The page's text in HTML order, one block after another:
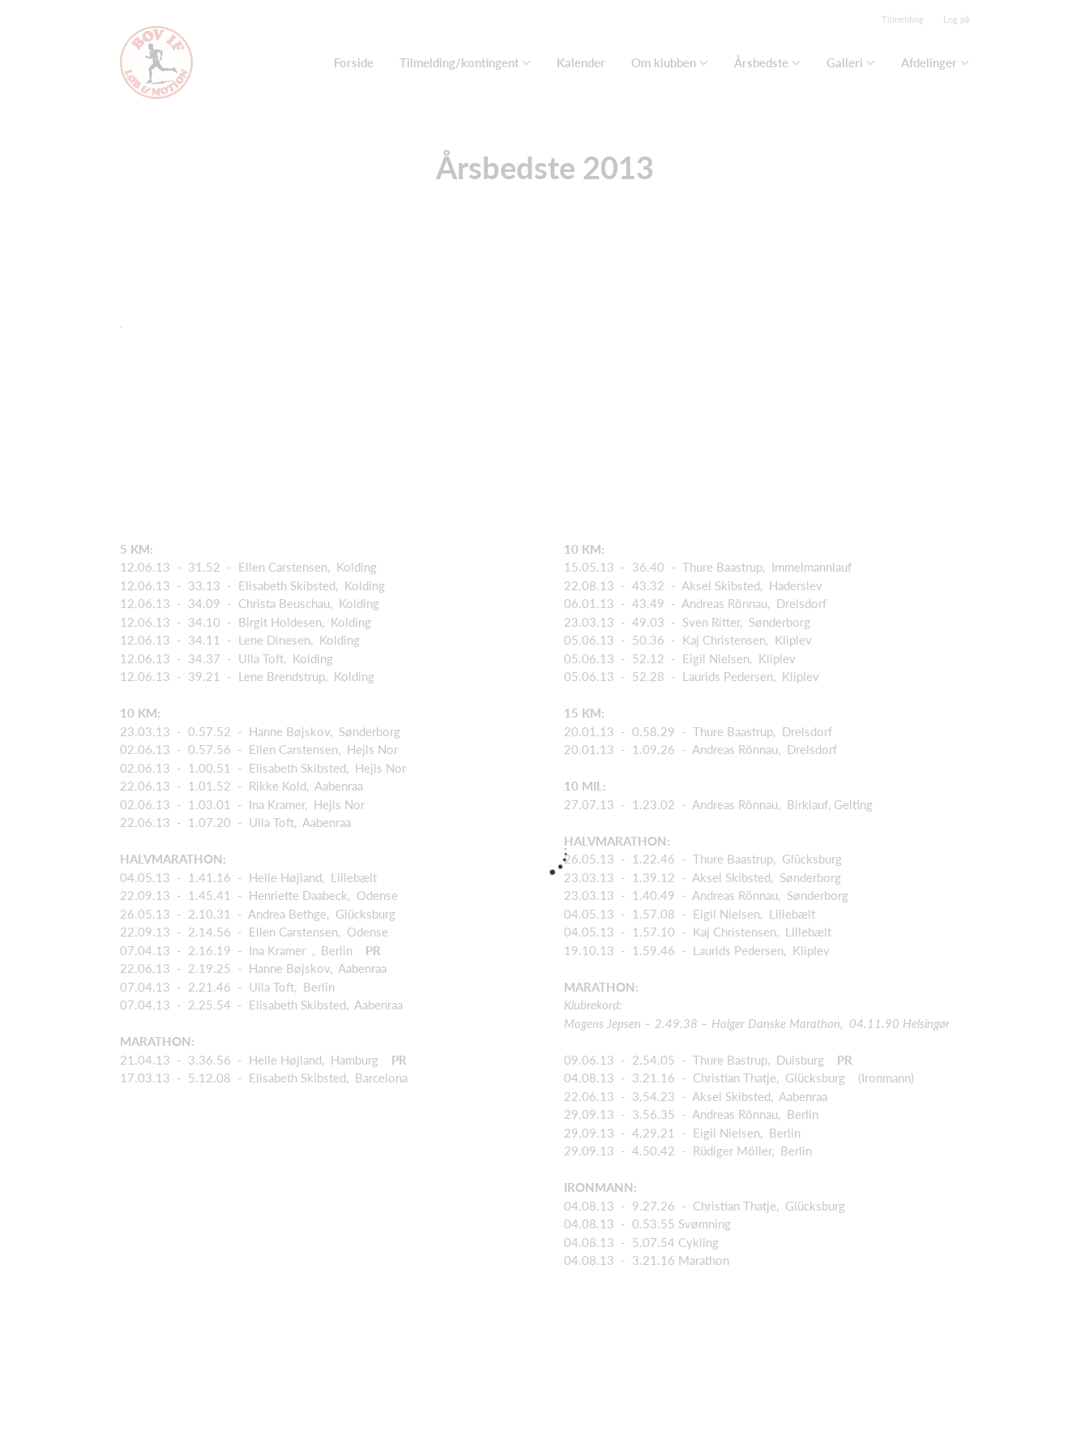
Tilmelding Log på
Forside Tilmelding/kontingent Kalender Om klubben Årsbedste Galleri Afdelinger
Årsbedste 2013
.
5 KM:
12.06.13 - 31.52 - Ellen Carstensen, Kolding
12.06.13 - 33.13 - Elisabeth Skibsted, Kolding
12.06.13 - 34.09 - Christa Beuschau, Kolding
12.06.13 - 34.10 - Birgit Holdesen, Kolding
12.06.13 - 34.11 - Lene Dinesen, Kolding
12.06.13 - 34.37 - Ulla Toft, Kolding
12.06.13 - 39.21 - Lene Brendstrup, Kolding
10 KM:
23.03.13 - 0.57.52 - Hanne Bøjskov, Sønderborg
02.06.13 - 0.57.56 - Ellen Carstensen, Hejls Nor
02.06.13 - 1.00.51 - Elisabeth Skibsted, Hejls Nor
22.06.13 - 1.01.52 - Rikke Kold, Aabenraa
02.06.13 - 1.03.01 - Ina Kramer, Hejls Nor
22.06.13 - 1.07.20 - Ulla Toft, Aabenraa
HALVMARATHON:
04.05.13 - 1.41.16 - Helle Højland, Lillebælt
22.09.13 - 1.45.41 - Henriette Daabeck, Odense
26.05.13 - 2.10.31 - Andrea Bethge, Glücksburg
22.09.13 - 2.14.56 - Ellen Carstensen, Odense
07.04.13 - 2.16.19 - Ina Kramer , Berlin PR
22.06.13 - 2.19.25 - Hanne Bøjskov, Aabenraa
07.04.13 - 2.21.46 - Ulla Toft, Berlin
07.04.13 - 2.25.54 - Elisabeth Skibsted, Aabenraa
MARATHON:
21.04.13 - 3.36.56 - Helle Højland, Hamburg PR
17.03.13 - 5.12.08 - Elisabeth Skibsted, Barcelona
10 KM:
15.05.13 - 36.40 - Thure Baastrup, Immelmannlauf
22.08.13 - 43.32 - Aksel Skibsted, Haderslev
06.01.13 - 43.49 - Andreas Rönnau, Drelsdorf
23.03.13 - 49.03 - Sven Ritter, Sønderborg
05.06.13 - 50.36 - Kaj Christensen, Kliplev
05.06.13 - 52.12 - Eigil Nielsen, Kliplev
05.06.13 - 52.28 - Laurids Pedersen, Kliplev
15 KM:
20.01.13 - 0.58.29 - Thure Baastrup, Drelsdorf
20.01.13 - 1.09.26 - Andreas Rönnau, Drelsdorf
10 MIL:
27.07.13 - 1.23.02 - Andreas Rönnau, Birklauf, Gelting
HALVMARATHON:
26.05.13 - 1.22.46 - Thure Baastrup, Glücksburg
23.03.13 - 1.39.12 - Aksel Skibsted, Sønderborg
23.03.13 - 1.40.49 - Andreas Rönnau, Sønderborg
04.05.13 - 1.57.08 - Eigil Nielsen, Lillebælt
04.05.13 - 1.57.10 - Kaj Christensen, Lillebælt
19.10.13 - 1.59.46 - Laurids Pedersen, Kliplev
MARATHON:
Klubrekord:
Mogens Jepsen – 2.49.38 – Holger Danske Marathon, 04.11.90 Helsingør
09.06.13 - 2.54.05 - Thure Bastrup, Duisburg PR
04.08.13 - 3.21.16 - Christian Thatje, Glücksburg (Ironmann)
22.06.13 - 3.54.23 - Aksel Skibsted, Aabenraa
29.09.13 - 3.56.35 - Andreas Rönnau, Berlin
29.09.13 - 4.29.21 - Eigil Nielsen, Berlin
29.09.13 - 4.50.42 - Rüdiger Möller, Berlin
IRONMANN:
04.08.13 - 9.27.26 - Christian Thatje, Glücksburg
04.08.13 - 0.53.55 Svømning
04.08.13 - 5.07.54 Cykling
04.08.13 - 3.21.16 Marathon